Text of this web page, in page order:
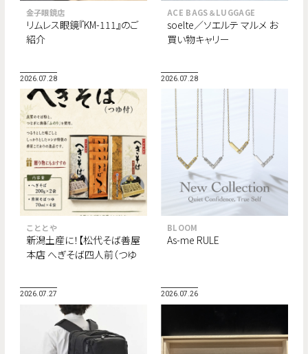
金子眼鏡店
リムレス眼鏡『KM-111』のご
紹介
ACE BAGS＆LUGGAGE
soelte／ソエルテ マルメ お
買い物キャリー
2026.07.28
こととや
新潟土産に！【松代そば善屋
本店 へぎそば四人前（つゆ
2026.07.28
BLOOM
As-me RULE
2026.07.27 2026.07.26